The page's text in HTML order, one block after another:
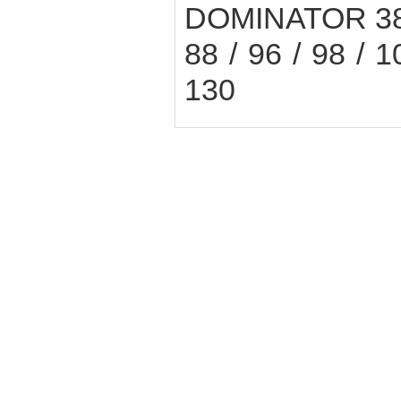
DOMINATOR
88 / 96 / 98 /
130